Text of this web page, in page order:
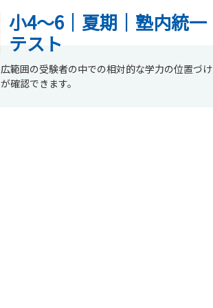
小4～6｜夏期｜塾内統一
テスト
広範囲の受験者の中での相対的な学力の位置づけ
が確認できます。